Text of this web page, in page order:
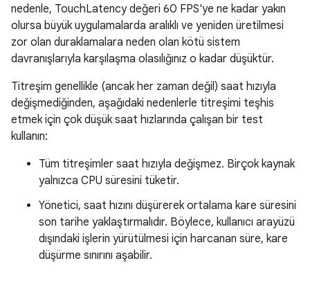
nedenle, TouchLatency değeri 60 FPS'ye ne kadar yakın
olursa büyük uygulamalarda aralıklı ve yeniden üretilmesi
zor olan duraklamalara neden olan kötü sistem
davranışlarıyla karşılaşma olasılığınız o kadar düşüktür.
Titreşim genellikle (ancak her zaman değil) saat hızıyla
değişmediğinden, aşağıdaki nedenlerle titreşimi teşhis
etmek için çok düşük saat hızlarında çalışan bir test
kullanın:
Tüm titreşimler saat hızıyla değişmez. Birçok kaynak
yalnızca CPU süresini tüketir.
Yönetici, saat hızını düşürerek ortalama kare süresini
son tarihe yaklaştırmalıdır. Böylece, kullanıcı arayüzü
dışındaki işlerin yürütülmesi için harcanan süre, kare
düşürme sınırını aşabilir.